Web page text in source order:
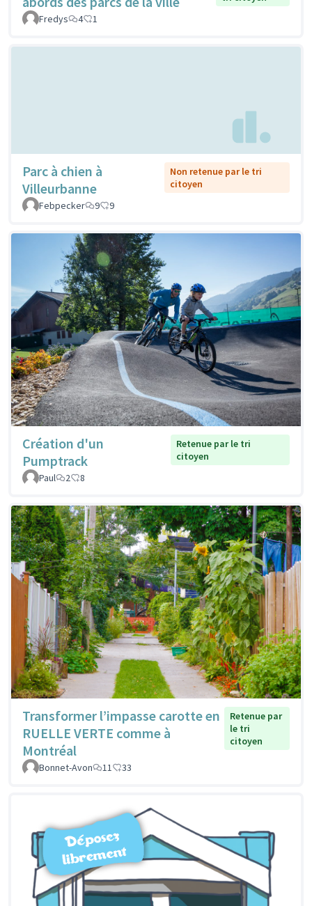
Fredys
4 1
Parc à chien à
Villeurbanne
Non retenue par le tri
citoyen
Febpecker
9 9
Création d'un
Pumptrack
Retenue par le tri
citoyen
Paul
2 8
Transformer l’impasse carotte en
RUELLE VERTE comme à
Montréal
Retenue par
le tri
citoyen
Bonnet-Avon 11 33